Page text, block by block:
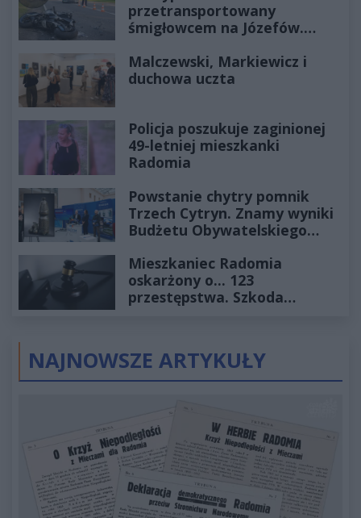
przetransportowany
śmigłowcem na Józefów.
Malczewski, Markiewicz i
duchowa uczta
Policja poszukuje zaginionej
49-letniej mieszkanki
Radomia
Powstanie chytry pomnik
Trzech Cytryn. Znamy wyniki
Budżetu Obywatelskiego
Mieszkaniec Radomia
oskarżony o... 123
przestępstwa. Szkoda
NAJNOWSZE ARTYKUŁY